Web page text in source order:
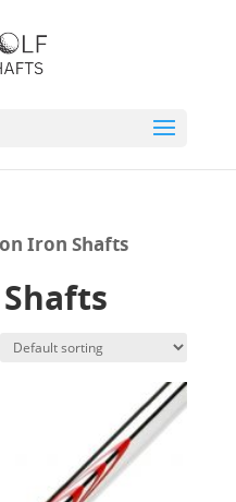
Iron Shafts